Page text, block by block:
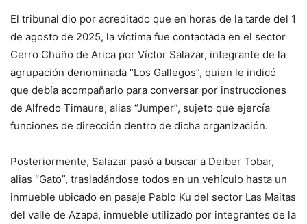
El tribunal dio por acreditado que en horas de la tarde del 1
de agosto de 2025, la víctima fue contactada en el sector
Cerro Chuño de Arica por Víctor Salazar, integrante de la
agrupación denominada “Los Gallegos”, quien le indicó
que debía acompañarlo para conversar por instrucciones
de Alfredo Timaure, alias “Jumper”, sujeto que ejercía
funciones de dirección dentro de dicha organización.
Posteriormente, Salazar pasó a buscar a Deiber Tobar,
alias “Gato”, trasladándose todos en un vehículo hasta un
inmueble ubicado en pasaje Pablo Ku del sector Las Maitas
del valle de Azapa, inmueble utilizado por integrantes de la